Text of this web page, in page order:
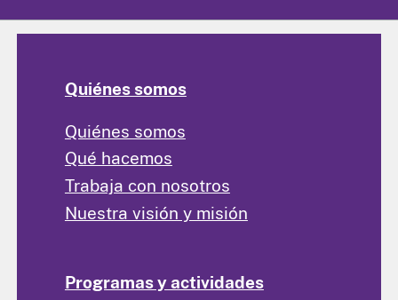
Quiénes somos
Quiénes somos
Qué hacemos
Trabaja con nosotros
Nuestra visión y misión
Programas y actividades